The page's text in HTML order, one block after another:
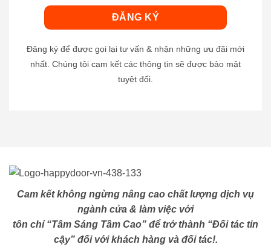
Đăng ký để được gọi lại tư vấn & nhận những ưu đãi mới
nhất. Chúng tôi cam kết các thông tin sẽ được bảo mật
tuyệt đối.
Cam kết không ngừng nâng cao chất lượng dịch vụ
ngành cửa & làm việc với
tôn chỉ “Tâm Sáng Tầm Cao” để trở thành “Đối tác tin
cậy” đối với khách hàng và đối tác!.